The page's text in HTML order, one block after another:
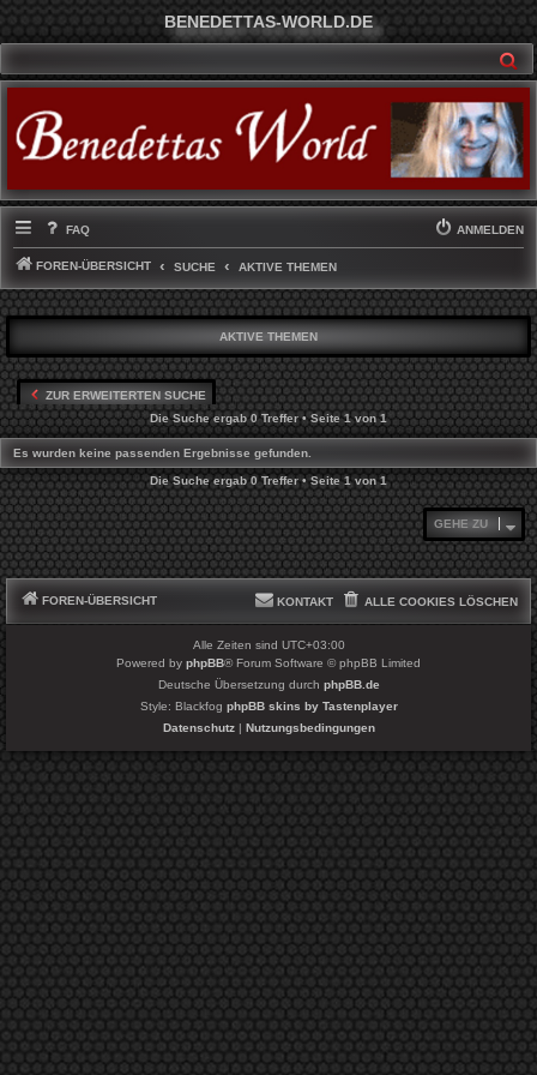
BENEDETTAS-WORLD.DE
FAQ ANMELDEN
FOREN-ÜBERSICHT SUCHE AKTIVE THEMEN
AKTIVE THEMEN
ZUR ERWEITERTEN SUCHE
Die Suche ergab 0 Treffer • Seite1von1
Es wurden keine passenden Ergebnisse gefunden.
Die Suche ergab 0 Treffer • Seite1von1
GEHE ZU
FOREN-ÜBERSICHT ALLE COOKIES LÖSCHEN
KONTAKT
Alle Zeiten sind UTC+03:00
Powered by phpBB® Forum Software © phpBB Limited
Deutsche Übersetzung durch phpBB.de
Style: Blackfog phpBB skins by Tastenplayer
Datenschutz| Nutzungsbedingungen